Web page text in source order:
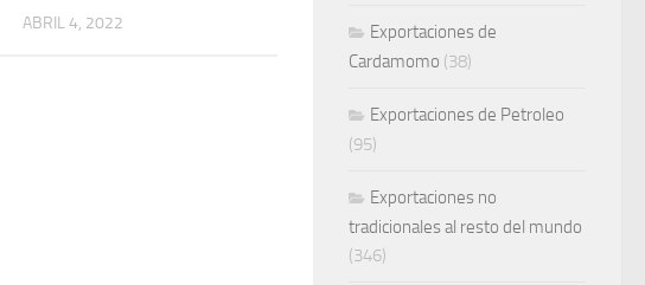
ABRIL 4, 2022
Exportaciones de
Cardamomo (38)
Exportaciones de Petroleo
(95)
Exportaciones no
tradicionales al resto del mundo
(346)